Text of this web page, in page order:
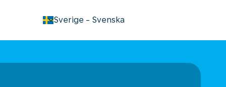
Sverige - Svenska
keyboard_arrow_down